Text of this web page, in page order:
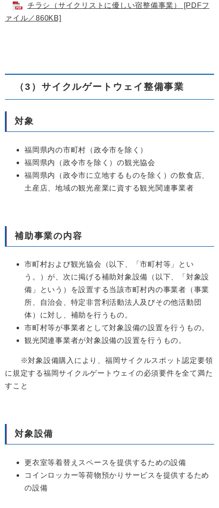
チラシ（サイクリストに優しい宿整備事業） [PDFフ
ァイル／860KB]
（3）サイクルゲートウェイ整備事業
対象
福岡県内の市町村（政令市を除く）
福岡県内（政令市を除く）の観光協会
福岡県内（政令市に立地するものを除く）の飲食店、
土産店、地域の観光産業に資する観光関連事業者
補助事業の内容
市町村および観光協会（以下、「市町村等」とい
う。）が、次に掲げる補助対象設備（以下、「対象設
備」という）を設置する当該市町村内の事業者（事業
所、自治会、特定非営利活動法人及びその他活動団
体）に対し、補助を行うもの。
市町村等が事業者として対象設備の設置を行うもの。
観光関連事業者が対象設備の設置を行うもの。
※対象設備購入により、福岡サイクルスポット認定要領
に規定する福岡サイクルゲートウェイの必須要件を全て満た
すこと
対象設備
更衣室等着替えスペースを提供するための設備
コインロッカー等荷物預かりサービスを提供するため
の設備